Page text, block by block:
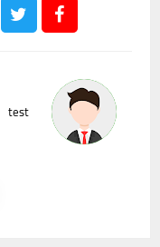
test